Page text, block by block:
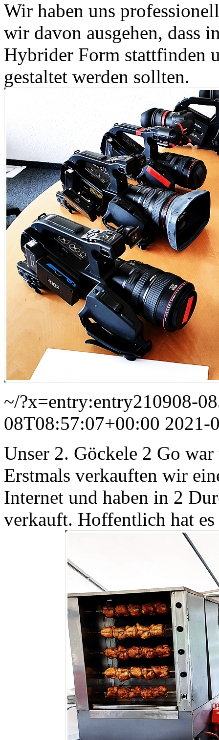
Wir haben uns
wir davon ausgehen, dass
Hybrider Form stattfinden
gestaltet werden sollten.
~/?x=entry:entry210908-
08T08:57:07+00:00 2021-
Unser 2. Göckele 2 Go
Erstmals verkauften wir
Internet und haben in 2
verkauft. Hoffentlich hat es